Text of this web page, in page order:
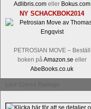
Adlibris.comeller Bokus.com
NY SCHACKBOK2014
PETROSIAN MOVE – Beställ
boken påAmazon.se eller
AbeBooks.co.uk